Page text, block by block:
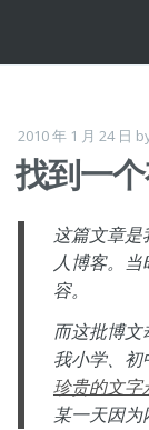
2010 年 1 月 24 日
找到一
这篇文章
人博客。
容。
而这批博
我小学、
珍贵的文字
某一天因为